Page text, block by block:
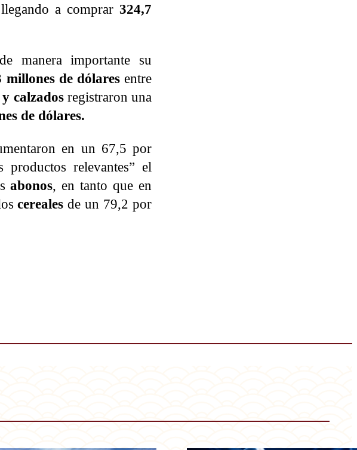
a comprar324,7
manera importante su
millones de dólaresentre
calzadosregistraron una
de dólares.
en un 67,5 por
relevantes” el
abonos, en tanto que en
cereales de un 79,2 por